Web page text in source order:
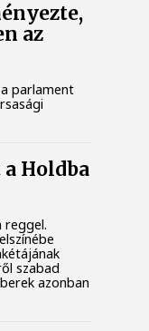
az
parlament
Holdba
reggel.
szabad
azonban